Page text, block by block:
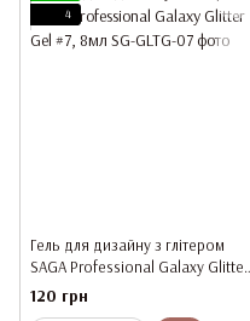
4
Гель для дизайну з глітером
SAGA Professional Galaxy Glitter
Gel #7, 8мл
120 грн